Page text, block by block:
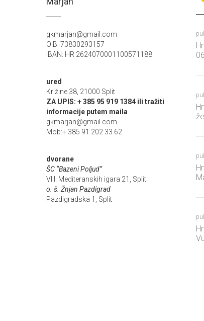
gkmarjan@gmail.com
OIB: 73830293157
IBAN: HR 2624070001100571188
ured
Križine 38, 21000 Split
ZA UPIS: + 385 95 919 1384 ili tražiti
informacije putem maila
gkmarjan@gmail.com
Mob:+ 385 91 202 33 62
dvorane
ŠC “Bazeni Poljud”
VIII. Mediteranskih igara 21, Split
o. š. Žnjan Pazdigrad
Pazdigradska 1, Split